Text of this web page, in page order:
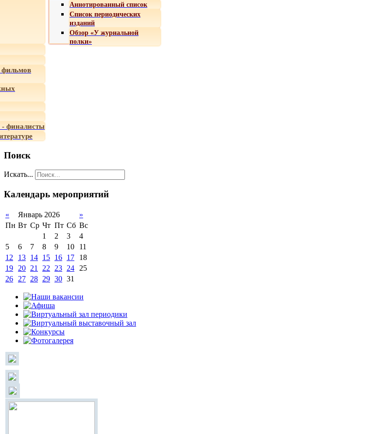
Аннотированный список
Список периодических
изданий
Обзор «У журнальной
полки»
- финалисты
Поиск
Искать...
Календарь мероприятий
« Январь 2026
»
Пн Вт Ср Чт Пт Сб Вс
1
2 3
4
5
6 7 8 9 10
11
12
13 14 15 16 17
18
19
20 21 22 23 24
25
26
27 28 29 30 31